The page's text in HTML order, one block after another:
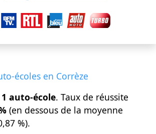
écoles en Corrèze
1 auto-école. Taux de réussite
(en dessous de la moyenne
%).